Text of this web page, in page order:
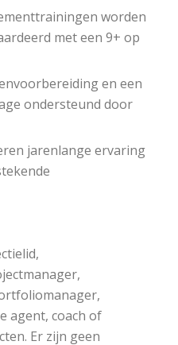
worden
met een 9+ op
en een
ondersteund door
jarenlange ervaring
agent, coach of
Er zijn geen